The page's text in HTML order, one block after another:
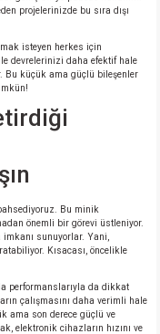
projelerinizde bu sıra dışı
isteyen herkes için
devrelerinizi daha efektif hale
Bu küçük ama güçlü bileşenler
Bu minik
önemli bir görevi üstleniyor.
sunuyorlar. Yani,
Kısacası, öncelikle
performanslarıyla da dikkat
çalışmasını daha verimli hale
ama son derece güçlü ve
elektronik cihazların hızını ve